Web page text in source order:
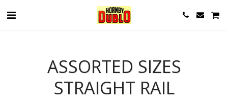
ASSORTED SIZES
STRAIGHT RAIL